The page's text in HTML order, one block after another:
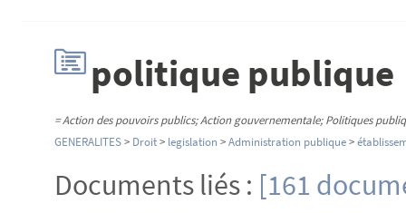
H politique publique
= Action des pouvoirs publics; Action gouvernementale; Politiques
GENERALITES> Droit> legislation >Administration publique>
Documents liés : [161